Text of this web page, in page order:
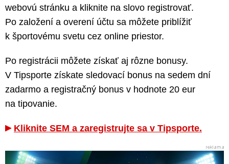
webovú stránku a kliknite na slovo registrovať.
Po založení a overení účtu sa môžete priblížiť
k športovému svetu cez online priestor.
Po registrácii môžete získať aj rôzne bonusy.
V Tipsporte získate sledovací bonus na sedem dní
zadarmo a registračný bonus v hodnote 20 eur
na tipovanie.
Kliknite SEM a zaregistrujte sa v Tipsporte.